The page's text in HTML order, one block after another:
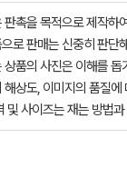
판촉을 목적으로 제작하
로 판매는 신중히 판단
상품의 사진은 이해를
해상도, 이미지의 품질
및 사이즈는 재는 방법